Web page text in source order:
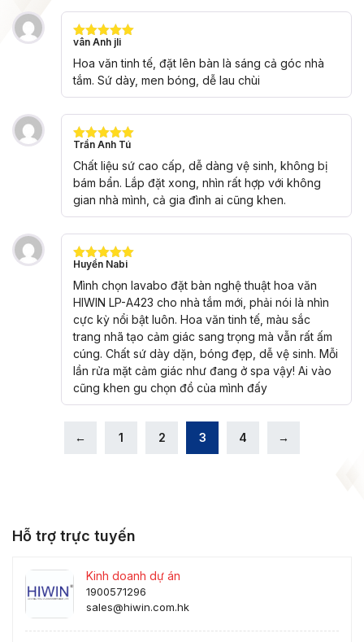
Được xếp
hạng
5
sao
vân Anh jli
Hoa văn tinh tế, đặt lên bàn là sáng cả góc nhà
tắm. Sứ dày, men bóng, dễ lau chùi
Được xếp
hạng 5 5
sao
Trần Anh Tú
Chất liệu sứ cao cấp, dễ dàng vệ sinh, không bị
bám bẩn. Lắp đặt xong, nhìn rất hợp với không
gian nhà mình, cả gia đình ai cũng khen.
Được xếp
hạng
5
sao
Huyền Nabi
Mình chọn lavabo đặt bàn nghệ thuật hoa văn
HIWIN LP-A423 cho nhà tắm mới, phải nói là nhìn
cực kỳ nổi bật luôn. Hoa văn tinh tế, màu sắc
trang nhã tạo cảm giác sang trọng mà vẫn rất ấm
cúng. Chất sứ dày dặn, bóng đẹp, dễ vệ sinh. Mỗi
lần rửa mặt cảm giác như đang ở spa vậy! Ai vào
cũng khen gu chọn đồ của mình đấy
← 1 2 3 4 →
Hỗ trợ trực tuyến
Kinh doanh dự án
1900571296
sales@hiwin.com.hk